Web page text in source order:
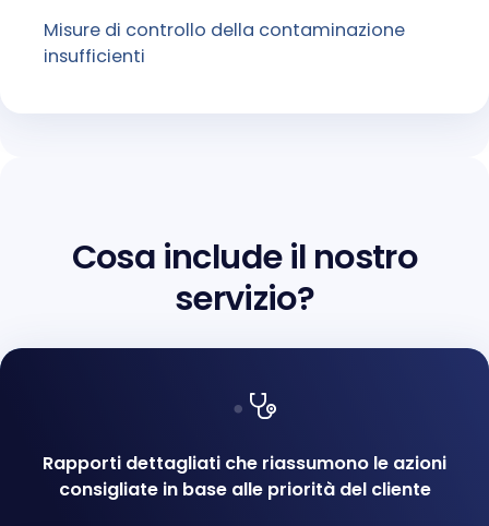
Misure di controllo della contaminazione
insufficienti
Cosa include il nostro
servizio?
Rapporti dettagliati che riassumono le azioni
consigliate in base alle priorità del cliente